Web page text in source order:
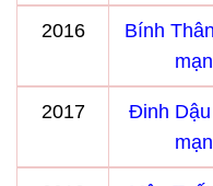
2016
Bính
2017
Đinh